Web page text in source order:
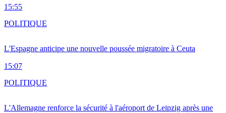
15:55
L'Espagne anticipe une nouvelle poussée migratoire à Ceuta
15:07
POLITIQUE
L'Allemagne renforce la sécurité à l'aéroport de Leipzig après une
POLITIQUE